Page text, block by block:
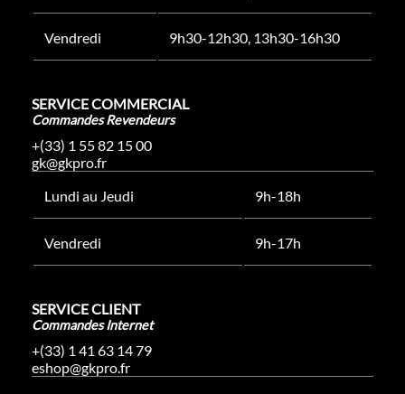
Vendredi 9h30-12h30, 13h30-16h30
SERVICE COMMERCIAL
Commandes Revendeurs
+(33) 1 55 82 15 00
gk@gkpro.fr
Lundi au Jeudi
9h-18h
Vendredi 9h-17h
SERVICE CLIENT
Commandes Internet
+(33) 1 41 63 14 79
eshop@gkpro.fr